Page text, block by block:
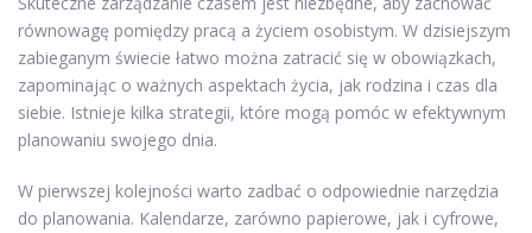
równowagę pomiędzy pracą a życiem osobistym. W dzisiejszym
zabieganym świecie łatwo można zatracić się w obowiązkach,
zapominając o ważnych aspektach życia, jak rodzina i czas dla
siebie. Istnieje kilka strategii, które mogą pomóc w efektywnym
planowaniu swojego dnia.
W pierwszej kolejności warto zadbać o odpowiednie narzędzia
do planowania. Kalendarze, zarówno papierowe, jak i cyfrowe,